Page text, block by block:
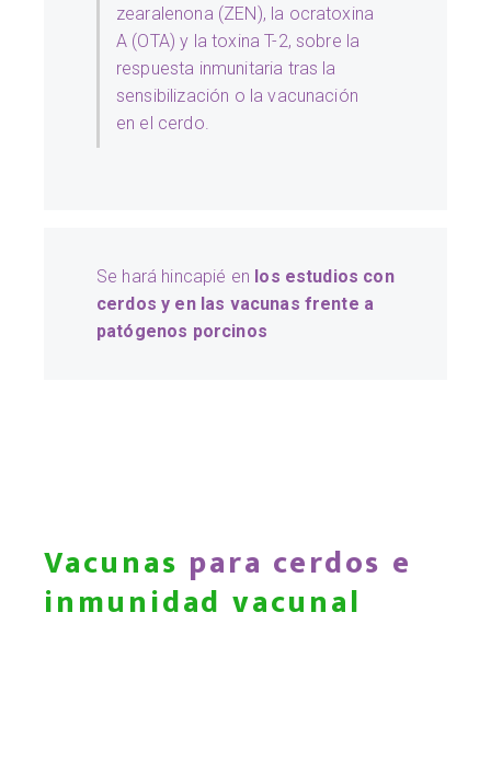
zearalenona (ZEN), la ocratoxina
A (OTA) y la toxina T-2, sobre la
respuesta inmunitaria tras la
sensibilización o la vacunación
en el cerdo.
Se hará hincapié en los estudios con
cerdos y en las vacunas frente a
patógenos porcinos
Vacunas para cerdos e
inmunidad vacunal